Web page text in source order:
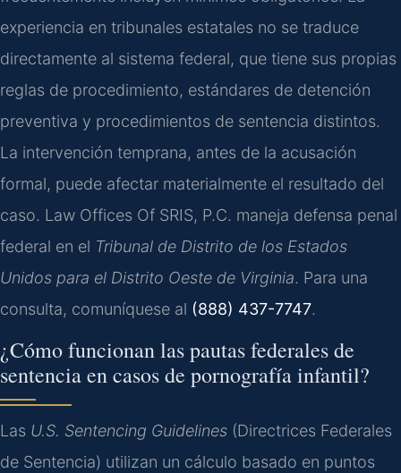
experiencia en tribunales estatales no se traduce
directamente al sistema federal, que tiene sus propias
reglas de procedimiento, estándares de detención
preventiva y procedimientos de sentencia distintos.
La intervención temprana, antes de la acusación
formal, puede afectar materialmente el resultado del
caso. Law Offices Of SRIS, P.C. maneja defensa penal
federal en el Tribunal de Distrito de los Estados
Unidos para el Distrito Oeste de Virginia. Para una
consulta, comuníquese al (888) 437-7747.
¿Cómo funcionan las pautas federales de
sentencia en casos de pornografía infantil?
Las U.S. Sentencing Guidelines (Directrices Federales
de Sentencia) utilizan un cálculo basado en puntos